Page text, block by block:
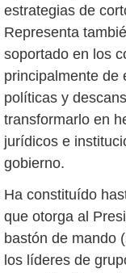
estrategias de
Representa
soportado en los
principalmente de
políticas y
transformarlo en
jurídicos e
gobierno.
Ha constituído
que otorga al
bastón de mando
los líderes de